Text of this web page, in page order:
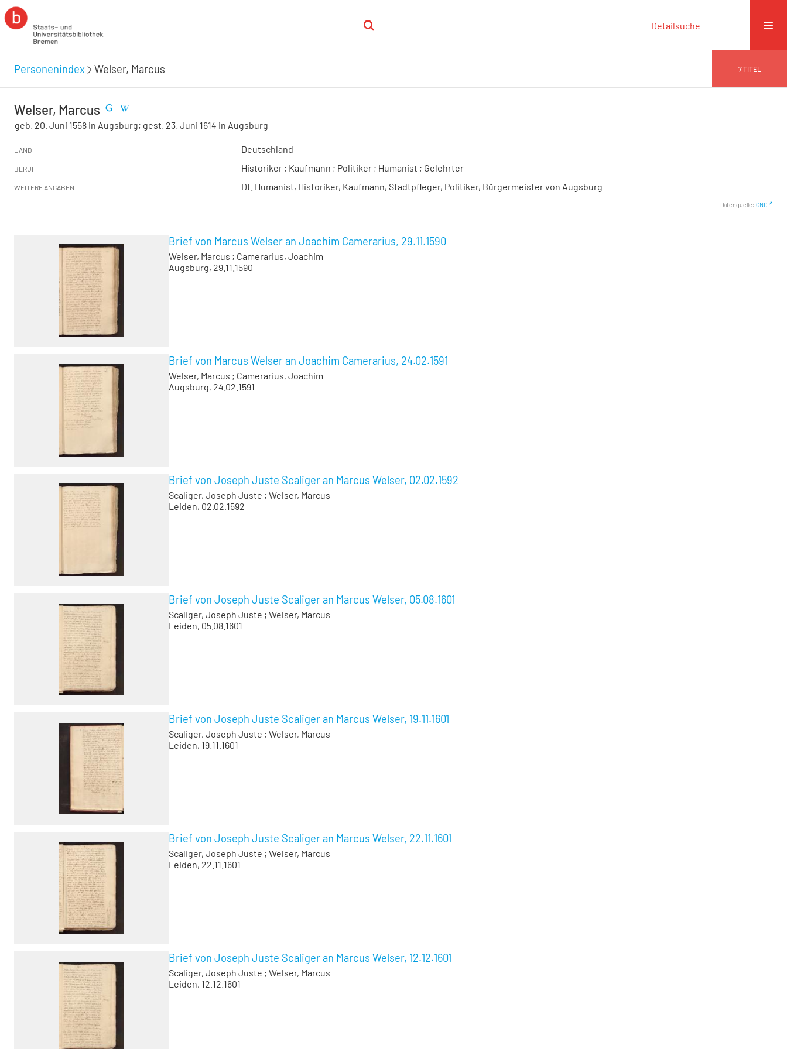
Detailsuche
Personenindex Welser, Marcus 7TITEL
Welser, Marcus
geb. 20. Juni 1558 in Augsburg; gest. 23. Juni 1614 in Augsburg
LAND Deutschland
BERUF Historiker ; Kaufmann ; Politiker ; Humanist ; Gelehrter
WEITERE ANGABEN Dt. Humanist, Historiker, Kaufmann, Stadtpfleger, Politiker, Bürgermeister von Augsburg
Datenquelle: GND
Brief von Marcus Welser an Joachim Camerarius, 29.11.1590
Welser, Marcus ; Camerarius, Joachim
Augsburg, 29.11.1590
Brief von Marcus Welser an Joachim Camerarius, 24.02.1591
Welser, Marcus ; Camerarius, Joachim
Augsburg, 24.02.1591
Brief von Joseph Juste Scaliger an Marcus Welser, 02.02.1592
Scaliger, Joseph Juste ; Welser, Marcus
Leiden, 02.02.1592
Brief von Joseph Juste Scaliger an Marcus Welser, 05.08.1601
Scaliger, Joseph Juste ; Welser, Marcus
Leiden, 05.08.1601
Brief von Joseph Juste Scaliger an Marcus Welser, 19.11.1601
Scaliger, Joseph Juste ; Welser, Marcus
Leiden, 19.11.1601
Brief von Joseph Juste Scaliger an Marcus Welser, 22.11.1601
Scaliger, Joseph Juste ; Welser, Marcus
Leiden, 22.11.1601
Brief von Joseph Juste Scaliger an Marcus Welser, 12.12.1601
Scaliger, Joseph Juste ; Welser, Marcus
Leiden, 12.12.1601